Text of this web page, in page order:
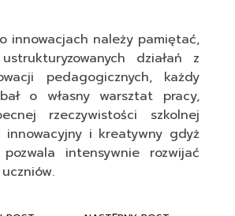
innowacjach należy pamiętać,
działań z
pedagogicznych, każdy
o własny warsztat pracy,
rzeczywistości szkolnej
innowacyjny i kreatywny gdyż
intensywnie rozwijać